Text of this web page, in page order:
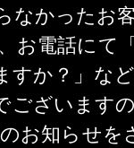
なかったお
お電話にて
すか？」な
ございます
お知らせを